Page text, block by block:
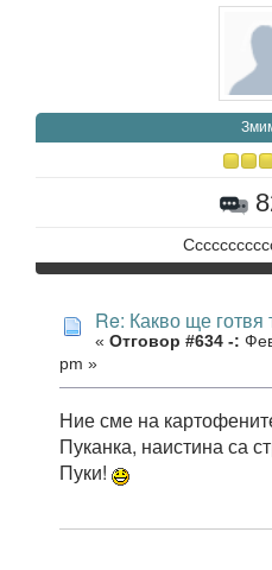
Re: Какво ще готвя
« Отговор #634 -:
pm »
Ние сме на
Пуканка, наистина са
Пуки!